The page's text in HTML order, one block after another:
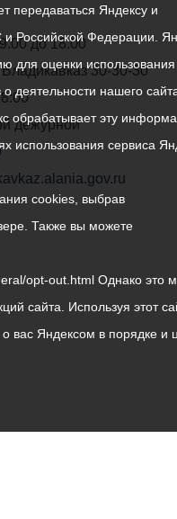
санитарный
кандидатов для
на военную
по контракту из
граждан
в
у которых
по делам
в законную силу
2023 года, ЗА
до 18.00
30-30-30
дежурной
передаваться Яндексу и
Российской Федерации.
для оценки
деятельности нашего
обрабатывает эту
использования сервиса
cookies, выбрав
Также вы можете
opt-out.html Однако это
сайта. Используя этот
вас Яндексом в порядке и